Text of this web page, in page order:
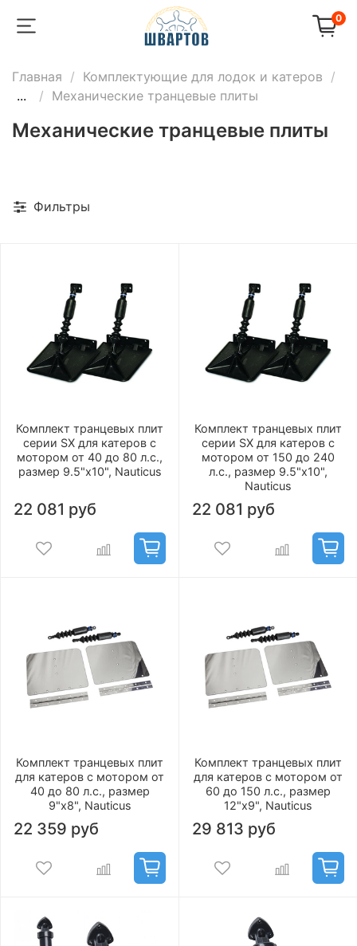
0
Главная
Комплектующие для лодок и катеров
...
Механические транцевые плиты
Механические транцевые плиты
Фильтры
Комплект транцевых плит
серии SX для катеров с
мотором от 40 до 80 л.с.,
размер 9.5"х10", Nauticus
22 081 руб
Комплект транцевых плит
серии SX для катеров с
мотором от 150 до 240
л.с., размер 9.5"х10",
Nauticus
22 081 руб
Комплект транцевых плит
для катеров с мотором от
40 до 80 л.с., размер
9"х8", Nauticus
22 359 руб
Комплект транцевых плит
для катеров с мотором от
60 до 150 л.с., размер
12"х9", Nauticus
29 813 руб